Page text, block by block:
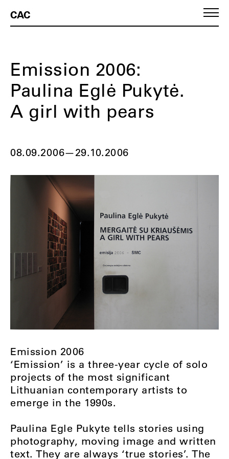
CAC
Emission 2006:
Paulina Eglė Pukytė.
A girl with pears
08.09.2006—29.10.2006
Emission 2006
‘Emission’ is a three-year cycle of solo
projects of the most significant
Lithuanian contemporary artists to
emerge in the 1990s.
Paulina Egle Pukyte tells stories using
photography, moving image and written
text. They are always ‘true stories’. The